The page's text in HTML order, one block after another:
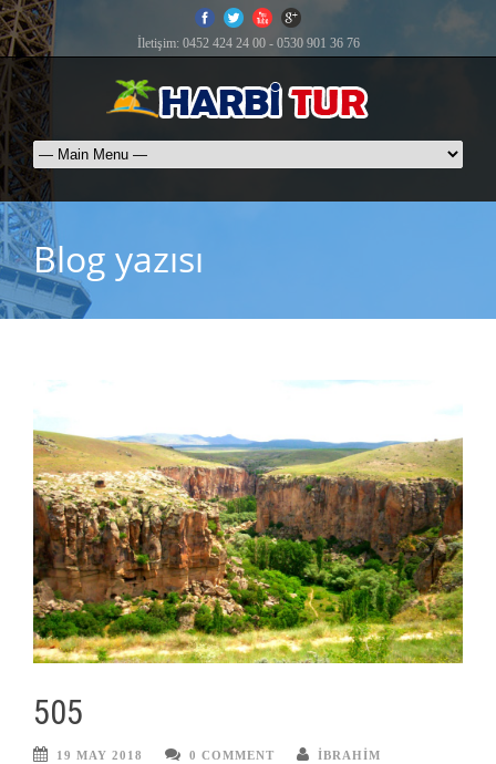
İletişim: 0452 424 24 00 - 0530 901 36 76
Blog yazısı
505
19 MAY 2018 0 COMMENT IBRAHIM